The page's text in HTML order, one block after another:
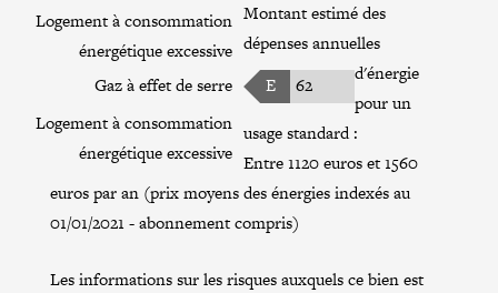
Logement à consommation
énergétique excessive
Gaz à effet de serre
E
62
Logement à consommation
énergétique excessive
Montant estimé des
dépenses annuelles
d'énergie
pour un
usage standard :
Entre 1120 euros et 1560
euros par an (prix moyens des énergies indexés au
01/01/2021 - abonnement compris)
Les informations sur les risques auxquels ce bien est